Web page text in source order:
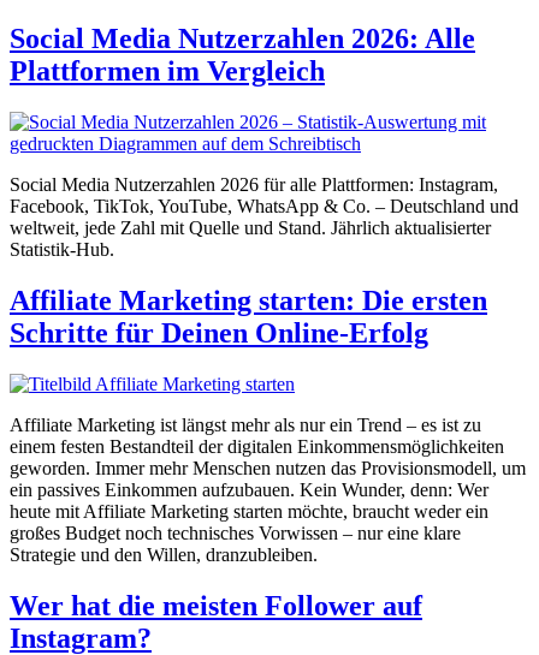
Social Media Nutzerzahlen 2026: Alle
Plattformen im Vergleich
Social Media Nutzerzahlen 2026 für alle Plattformen: Instagram,
Facebook, TikTok, YouTube, WhatsApp & Co. – Deutschland und
weltweit, jede Zahl mit Quelle und Stand. Jährlich aktualisierter
Statistik-Hub.
Affiliate Marketing starten: Die ersten
Schritte für Deinen Online-Erfolg
Affiliate Marketing ist längst mehr als nur ein Trend – es ist zu
einem festen Bestandteil der digitalen Einkommensmöglichkeiten
geworden. Immer mehr Menschen nutzen das Provisionsmodell, um
ein passives Einkommen aufzubauen. Kein Wunder, denn: Wer
heute mit Affiliate Marketing starten möchte, braucht weder ein
großes Budget noch technisches Vorwissen – nur eine klare
Strategie und den Willen, dranzubleiben.
Wer hat die meisten Follower auf
Instagram?